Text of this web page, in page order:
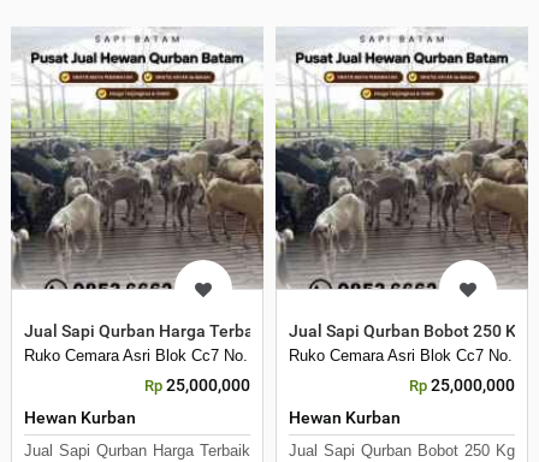
Jual Sapi Qurban Harga Terbaik Batam Rahayu Farm
Ruko Cemara Asri Blok Cc7 No. 32, , Tembesi
Rp 25,000,000
Hewan Kurban
Jual Sapi Qurban Harga Terbaik
Jual Sapi Qurban Bobot 250 Kg
Ruko Cemara Asri Blok Cc7 No.
Rp 25,000,000
Hewan Kurban
Jual Sapi Qurban Bobot 250 Kg